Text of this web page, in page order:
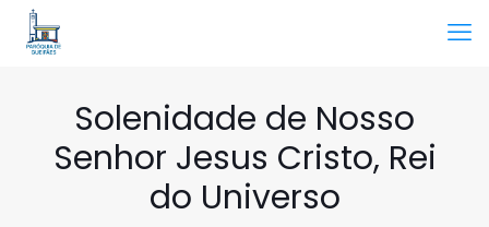
Solenidade de Nosso
Senhor Jesus Cristo, Rei
do Universo